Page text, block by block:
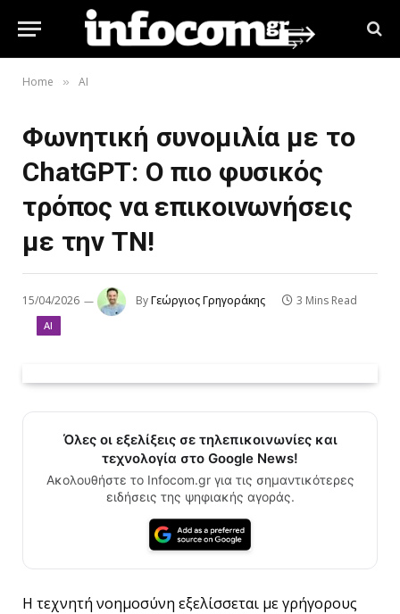
Home » AI
Φωνητική συνομιλία με το
ChatGPT: Ο πιο φυσικός
τρόπος να επικοινωνήσεις
με την ΤΝ!
15/04/2026 ByΓεώργιος Γρηγοράκης 3 Mins Read
AI
Όλες οι εξελίξεις σε τηλεπικοινωνίες και
τεχνολογία στο Google News!
Ακολουθήστε το Infocom.gr για τις σημαντικότερες
ειδήσεις της ψηφιακής αγοράς.
Η τεχνητή νοημοσύνη εξελίσσεται με γρήγορους